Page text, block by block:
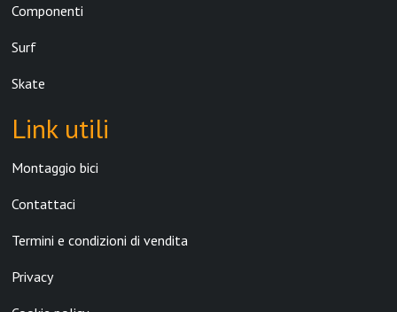
Componenti
Surf
Skate
Link utili
Montaggio bici
Contattaci
Termini e condizioni di vendita
Privacy